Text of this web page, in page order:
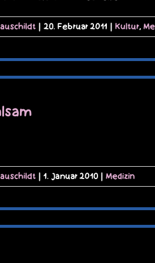
| 20. Februar 2011 | Kultur,
| 1. Januar 2010 | Medizin